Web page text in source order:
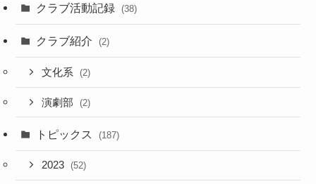
クラブ活動記録 (38)
クラブ紹介 (2)
文化系 (2)
演劇部 (2)
トピックス (187)
2023 (52)